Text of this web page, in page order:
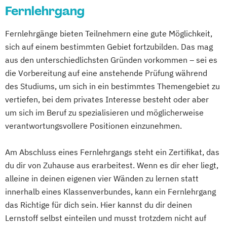
Integrative Lerntherapie
Kommunikation und Medienmanagement
Kommunikationsdesign
Lebensmittelmanagement und -
technologie
Lernpsychologie und integrative
Lerntherapie
Management
Medien- und Kommunikationsmanagement
Mediendesign
Nachhaltigkeitsmanagement
Online Marketing
Personalpsychologie und Human Resource
Fitnesstrainer/in A-Lizenz
Fitnesstrainer/in B-Lizenz
Functional Trainer A-Lizenz
Geprüfter Betriebswirt (IHK)
Geprüfter Betriebswirt (IHK) - Master
Professional in Business Management
(CCI)
Geprüfter Fachwirt für Prävention und
Gesundheitsförderung (IHK)
Geprüfter Fitnessfachwirt (IHK)
Gesundheitscoach
Homöopathie im Sport
Kindersport Trainer
Kommunikationstrainer/in
Krankheitsbilder im Gesundheitssport
Massage Ausbildung
Nordic Walking Trainer Ausbildung
Personal Trainer B-Lizenz
Pilates Trainer Ausbildung Reha Trainer
Selbständig als Personal Trainer
Seniorentrainer Ausbildung
Sportmassage Ausbildung
Wirbelsäulengymnastik Trainer Ausbildung
Hauptkurs
Abendkurs
Fachkurs – Erstellen von Abschlüssen nach
Geprüfter Bilanzbuchhalter (IHK) -
Abendkurs Bachelor Professional in
Bilanzbuchhaltung (IHK) - Abendkurs
Geprüfter Bilanzbuchhalter (IHK) -
Bilanzbuchhaltung (IHK) - Samstagskurs
Grundkurs Steuern und Rechnungswesen
Steuerberater – Hauptkurs
Steuerberater – Mündliche
Prüfungsvorbereitung
Steuerberater – Vorkurs
Fernlehrgang
Fernlehrgänge bieten Teilnehmern eine gute Möglichkeit,
sich auf einem bestimmten Gebiet fortzubilden. Das mag
aus den unterschiedlichsten Gründen vorkommen – sei es
die Vorbereitung auf eine anstehende Prüfung während
des Studiums, um sich in ein bestimmtes Themengebiet zu
vertiefen, bei dem privates Interesse besteht oder aber
um sich im Beruf zu spezialisieren und möglicherweise
verantwortungsvollere Positionen einzunehmen.
Am Abschluss eines Fernlehrgangs steht ein Zertifikat, das
du dir von Zuhause aus erarbeitest. Wenn es dir eher liegt,
alleine in deinen eigenen vier Wänden zu lernen statt
innerhalb eines Klassenverbundes, kann ein Fernlehrgang
das Richtige für dich sein. Hier kannst du dir deinen
Lernstoff selbst einteilen und musst trotzdem nicht auf